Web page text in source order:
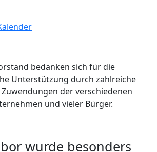
bedanken sich für die
Unterstützung durch zahlreiche
der verschiedenen
und vieler Bürger.
wurde besonders